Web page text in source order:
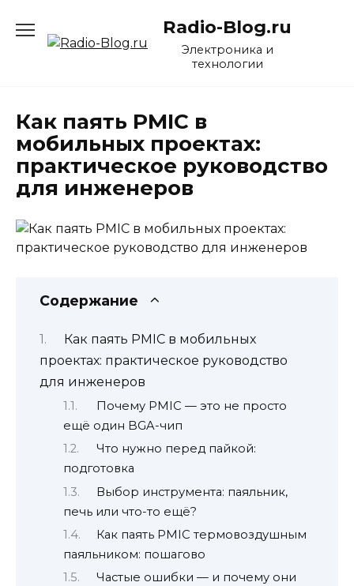
содержанию
Radio-Blog.ru
Электроника и
технологии
Как паять PMIC в
мобильных проектах:
практическое руководство
для инженеров
Содержание
Как паять PMIC в мобильных
проектах: практическое руководство
для инженеров
Почему PMIC — это не просто
ещё один BGA-чип
Что нужно перед пайкой:
подготовка
Выбор инструмента: паяльник,
печь или что-то ещё?
Как паять PMIC термовоздушным
паяльником: пошагово
Частые ошибки — и почему они